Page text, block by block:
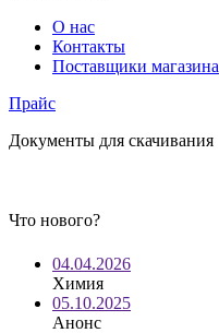
О нас
Контакты
Поставщики магазина
Прайс
Документы для скачивания
Что нового?
04.04.2026
Химия
05.10.2025
Анонс